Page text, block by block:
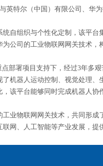
特尔（中国）有限公司、华
自组织与个性化定制，该平台
公司的工业物联网网关技术，
部署项目支持下，经过3年多艰
机器人运动控制、视觉处理、
该平台能够同时完成机器人协
业物联网网关技术，共同形成
网、人工智能等产业发展，提